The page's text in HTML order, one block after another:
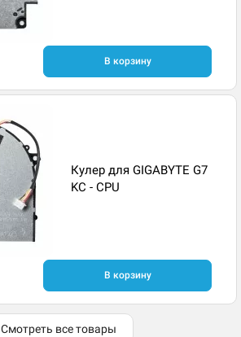
В корзину
Кулер для GIGABYTE G7
KC - CPU
В корзину
Смотреть все товары